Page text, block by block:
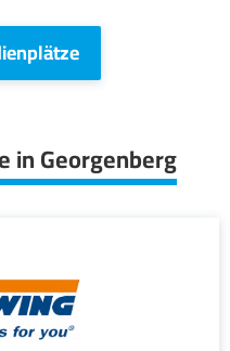
in Georgenberg